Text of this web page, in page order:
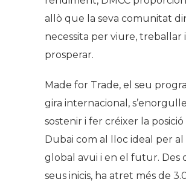
allò que la seva comunitat
necessita per viure, treballar i
prosperar.
Made for Trade, el seu
gira internacional,
sostenir i fer créixer la posició
Dubai com al lloc ideal per
global avui i en el futur. Des
seus inicis, ha atret més de